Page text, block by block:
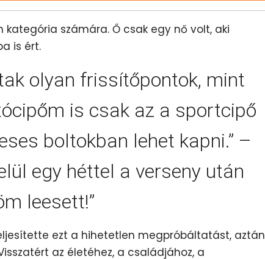
számára. Ő csak egy nő volt, aki
is ért.
olyan frissítőpontok, mint
is csak az a sportcipő
boltokban lehet kapni.” –
egy héttel a verseny után
leesett!”
ezt a hihetetlen megpróbáltatást, aztán
az életéhez, a családjához, a